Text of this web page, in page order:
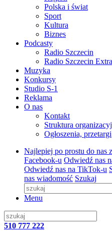
Polska i świat
Sport
Kultura
Biznes
Podcasty
Radio Szczecin
Radio Szczecin Extra
Muzyka
Konkursy
Studio S-1
Reklama
O nas
Kontakt
Struktura
Ogłoszenia, przetargi
Najlepiej po prostu do nas
Facebook-u Odwiedź nas
Odwiedź nas na TikTok-u
nas wiadomość Szukaj
Menu
510 777 222